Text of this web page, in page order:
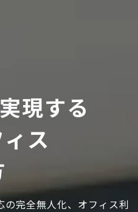
現する
ス
の完全無人化、オフィス利